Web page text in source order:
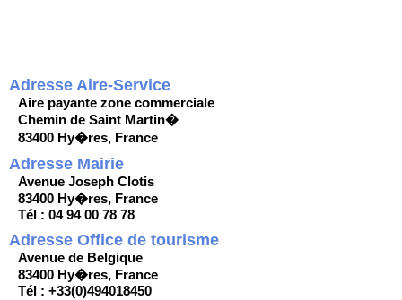
Adresse Aire-Service
Aire payante zone commerciale
Chemin de Saint Martin�
83400 Hy�res, France
Adresse Mairie
Avenue Joseph Clotis
83400 Hy�res, France
Tél : 04 94 00 78 78
Adresse Office de tourisme
Avenue de Belgique
83400 Hy�res, France
Tél : +33(0)494018450